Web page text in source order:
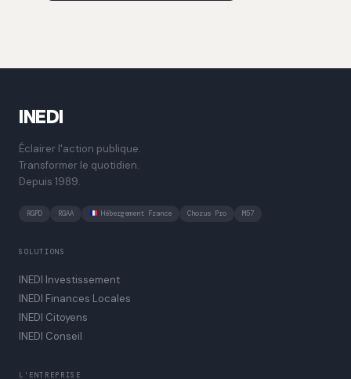
INEDI
Éclairer l'action publique.
Transformer le quotidien.
Depuis 1989.
RGPD RGAA Hébergement France Chorus Pro M57
SOLUTIONS
INEDI Investissement
INEDI Finances Locales
INEDI Citoyens
INEDI Conseil
L'ENTREPRISE